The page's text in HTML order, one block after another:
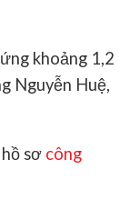
khoảng 1,2
Nguyễn Huệ,
sơ công